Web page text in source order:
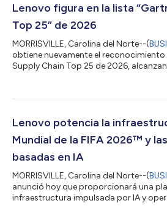
Estados Unidos, el 87% afirma que la
mejorando su experiencia como e...
Lenovo figura en la lista
Top 25” de 2026
MORRISVILLE, Carolina del Norte--(
obtiene nuevamente el reconocimiento
Supply Chain Top 25 de 2026,
destaca las mejores cadenas de
identifica, celebra y destaca la
cadena de suminis...
Lenovo potencia la
Mundial de la FIFA 2026™ y
basadas en IA
MORRISVILLE, Carolina del Norte--(
anunció hoy que proporcionará una
infraestructura impulsada por IA y